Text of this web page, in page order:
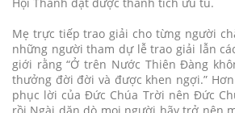
Mẹ trực tiếp trao giải cho từng người
những người tham dự lễ trao giải lẫn
giới rằng “Ở trên Nước Thiên Đàng
thưởng đời đời và được khen ngợi.”
phục lời của Đức Chúa Trời nên Đức